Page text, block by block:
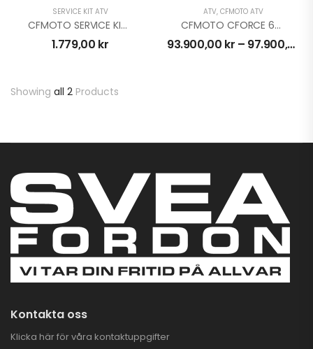
74.900,00
3.000 krPLOGKAMPANJ
4.995,00
7.995,00
kr
SUPERKAMPANJ PÅ
CFMOTO & GOES
ATV
SERVICE KIT ATV
CFMOTO SERVICE KIT EFI 450 520 625 GOES
1.779,00 kr
ATV, CFMOTO ATV
CFMOTO CFORCE 625 TOURING EFI EPS 4X4
93.900,00 kr – 97.900,00
Showing all 2 Products
Kontakta oss
Klicka här för våra kontaktuppgifter